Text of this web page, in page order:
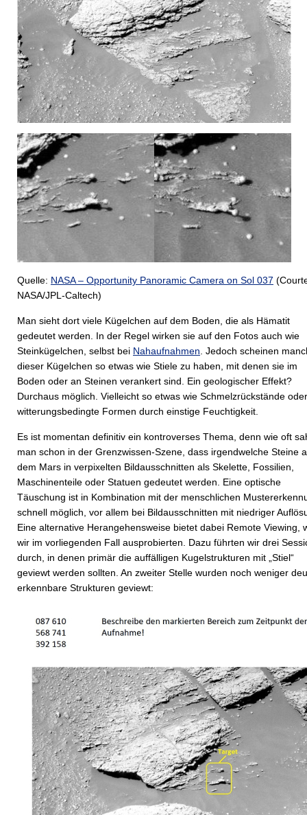
Quelle: NASA – Opportunity Panoramic Camera on Sol 037
NASA/JPL-Caltech)
Man sieht dort viele Kügelchen auf dem Boden, die als Hämatit
gedeutet werden. In der Regel wirken sie auf den Fotos auch wie
Steinkügelchen, selbst bei Nahaufnahmen . Jedoch scheinen
dieser Kügelchen so etwas wie Stiele zu haben, mit denen sie im
Boden oder an Steinen verankert sind. Ein geologischer Effekt?
Durchaus möglich. Vielleicht so etwas wie Schmelzrückstände oder
witterungsbedingte Formen durch einstige Feuchtigkeit.
Es ist momentan definitiv ein kontroverses Thema, denn wie oft
man schon in der Grenzwissen-Szene, dass irgendwelche Steine
dem Mars in verpixelten Bildausschnitten als Skelette, Fossilien,
Maschinenteile oder Statuen gedeutet werden. Eine optische
Täuschung ist in Kombination mit der menschlichen
schnell möglich, vor allem bei Bildausschnitten mit niedriger
Eine alternative Herangehensweise bietet dabei Remote Viewing,
wir im vorliegenden Fall ausprobierten. Dazu führten wir drei
durch, in denen primär die auffälligen Kugelstrukturen mit „Stiel“
geviewt werden sollten. An zweiter Stelle wurden noch weniger
erkennbare Strukturen geviewt: